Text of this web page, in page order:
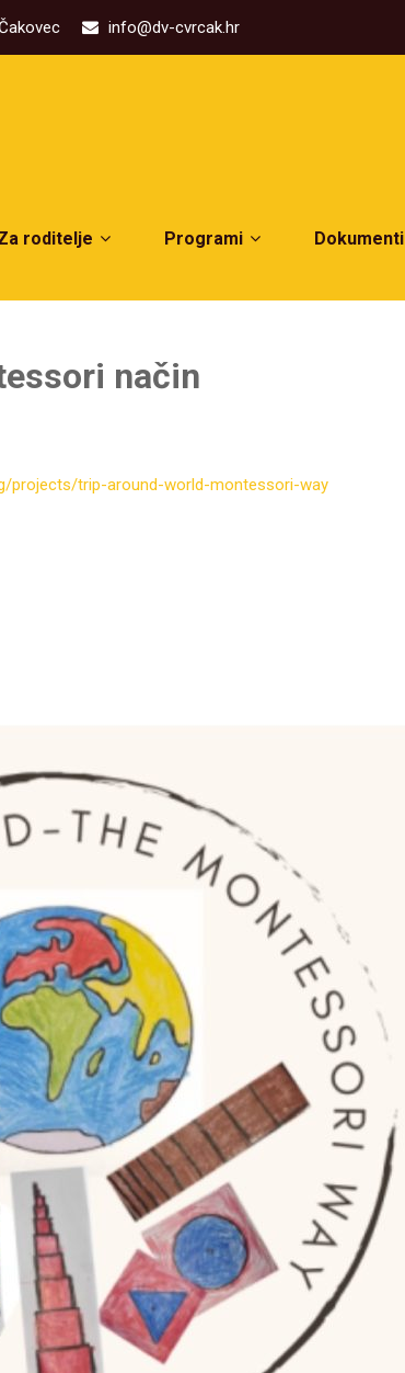
info@dv-cvrcak.hr
roditelje Programi Dokumenti
način
projects/trip-around-world-montessori-way